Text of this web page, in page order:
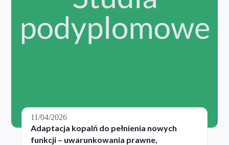
11/04/2026
Adaptacja kopalń do pełnienia nowych
funkcji – uwarunkowania prawne,